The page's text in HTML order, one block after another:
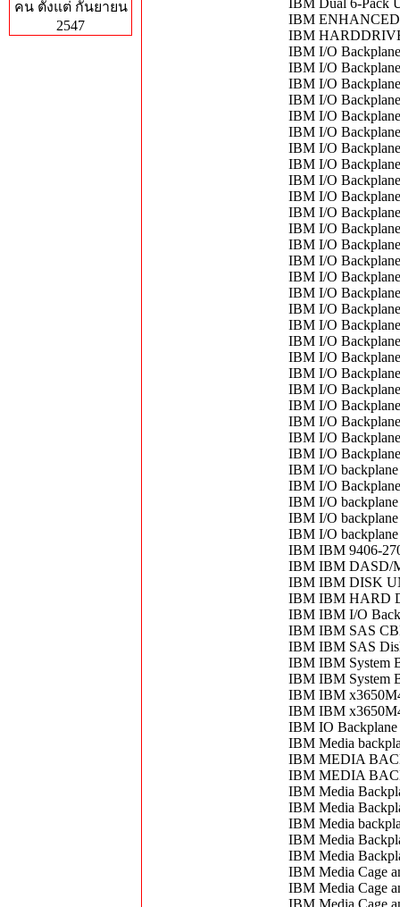
คน ตั้งแต่ กันยายน
2547
IBM Dual 6-Pack
IBM
IBM
IBM I/O
IBM I/O
IBM I/O
IBM I/O
IBM I/O
IBM I/O
IBM I/O
IBM I/O
IBM I/O
IBM I/O
IBM I/O
IBM I/O
IBM I/O
IBM I/O
IBM I/O
IBM I/O
IBM I/O
IBM I/O
IBM I/O
IBM I/O
IBM I/O
IBM I/O
IBM I/O
IBM I/O
IBM I/O
IBM I/O
IBM I/O
IBM I/O
IBM I/O
IBM I/O
IBM I/O
IBM IBM 9406-
IBM IBM DASD/
IBM IBM DISK
IBM IBM HARD
IBM IBM I/O
IBM IBM SAS
IBM IBM SAS
IBM IBM System
IBM IBM System
IBM IBM
IBM IBM
IBM IO
IBM Media
IBM MEDIA
IBM MEDIA
IBM Media
IBM Media
IBM Media
IBM Media
IBM Media
IBM Media Cage
IBM Media Cage
IBM Media Cage